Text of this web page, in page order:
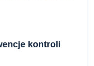
kontroli